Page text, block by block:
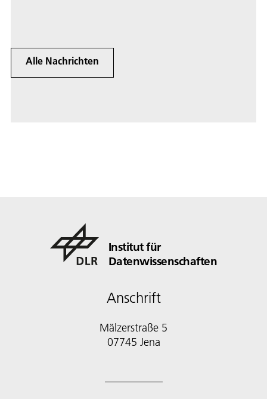
Alle Nachrichten
Institut für
Datenwissenschaften
Anschrift
Mälzerstraße 5